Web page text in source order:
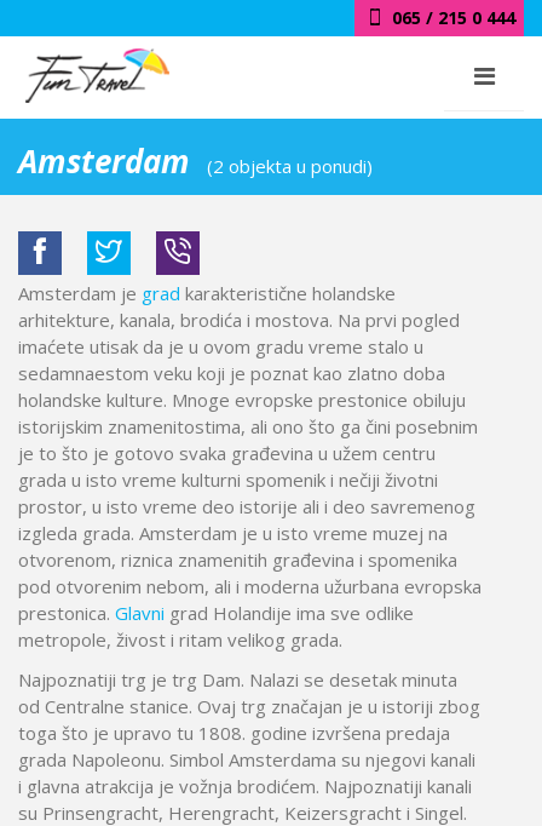
065 / 215 0 444
Amsterdam (2 objekta u ponudi)
Amsterdam je grad karakteristične holandske
arhitekture, kanala, brodića i mostova. Na prvi pogled
imaćete utisak da je u ovom gradu vreme stalo u
sedamnaestom veku koji je poznat kao zlatno doba
holandske kulture. Mnoge evropske prestonice obiluju
istorijskim znamenitostima, ali ono što ga čini posebnim
je to što je gotovo svaka građevina u užem centru
grada u isto vreme kulturni spomenik i nečiji životni
prostor, u isto vreme deo istorije ali i deo savremenog
izgleda grada. Amsterdam je u isto vreme muzej na
otvorenom, riznica znamenitih građevina i spomenika
pod otvorenim nebom, ali i moderna užurbana evropska
prestonica. Glavni grad Holandije ima sve odlike
metropole, živost i ritam velikog grada.
Najpoznatiji trg je trg Dam. Nalazi se desetak minuta
od Centralne stanice. Ovaj trg značajan je u istoriji zbog
toga što je upravo tu 1808. godine izvršena predaja
grada Napoleonu. Simbol Amsterdama su njegovi kanali
i glavna atrakcija je vožnja brodićem. Najpoznatiji kanali
su Prinsengracht, Herengracht, Keizersgracht i Singel.